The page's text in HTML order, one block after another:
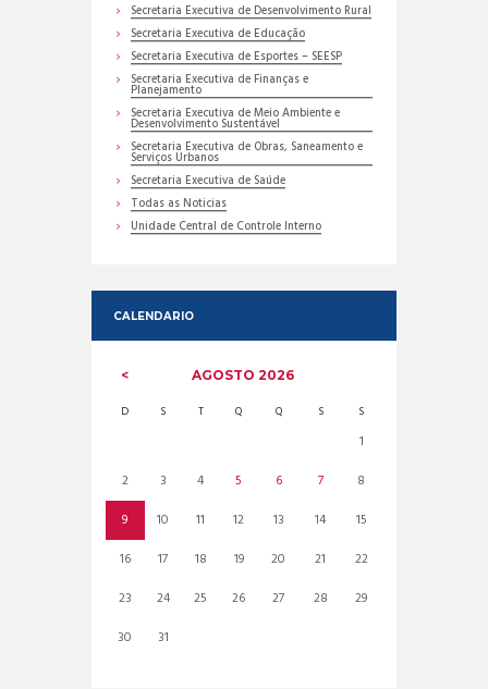
Secretaria Executiva de Desenvolvimento Rural
Secretaria Executiva de Educação
Secretaria Executiva de Esportes – SEESP
Secretaria Executiva de Finanças e
Planejamento
Secretaria Executiva de Meio Ambiente e
Desenvolvimento Sustentável
Secretaria Executiva de Obras, Saneamento e
Serviços Urbanos
Secretaria Executiva de Saúde
Todas as Noticias
Unidade Central de Controle Interno
CALENDARIO
AGOSTO2026
D S T Q Q S S
1
2
3 4 5 6 7
8
9
10 11 12 13 14
15
16
17 18 19 20 21
22
23
24 25 26 27 28
29
30
31